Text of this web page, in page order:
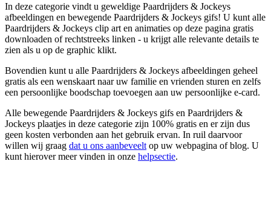
In deze categorie vindt u geweldige Paardrijders & Jockeys
afbeeldingen en bewegende Paardrijders & Jockeys gifs! U kunt alle
Paardrijders & Jockeys clip art en animaties op deze pagina gratis
downloaden of rechtstreeks linken - u krijgt alle relevante details te
zien als u op de graphic klikt.
Bovendien kunt u alle Paardrijders & Jockeys afbeeldingen geheel
gratis als een wenskaart naar uw familie en vrienden sturen en zelfs
een persoonlijke boodschap toevoegen aan uw persoonlijke e-card.
Alle bewegende Paardrijders & Jockeys gifs en Paardrijders &
Jockeys plaatjes in deze categorie zijn 100% gratis en er zijn dus
geen kosten verbonden aan het gebruik ervan. In ruil daarvoor
willen wij graag dat u ons aanbeveelt op uw webpagina of blog. U
kunt hierover meer vinden in onze helpsectie.